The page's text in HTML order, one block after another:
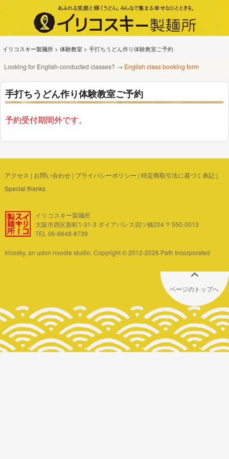
イリコスキー製麺所 > 体験教室 > 手打ちうどん作り体験教室ご予約
Looking for English-conducted classes? → English class booking form
手打ちうどん作り体験教室ご予約
予約受付期間外です。
アクセス | お問い合わせ| プライバシーポリシー | 特定商取引法に基づく表記|
Special thanks
イリコスキー製麺所
大阪市西区新町1-31-3 ダイアパレス四ツ橋204 〒550-0013
TEL 06-6648-8739
Iricosky, an udon noodle studio. Copyright © 2012-2026 Path Incorporated
ページのトップへ